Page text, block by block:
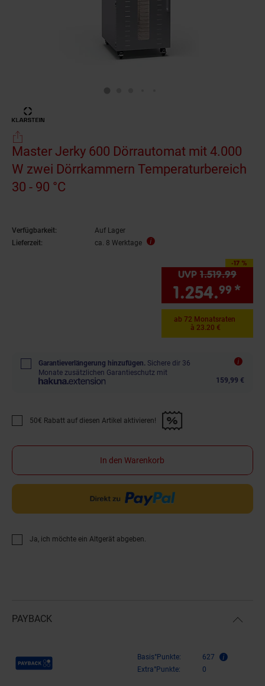
Master Jerky 600 Dörrautomat mit 4.000
W zwei Dörrkammern Temperaturbereich
30 - 90 °C
Verfügbarkeit:
Auf Lager
Lieferzeit:
ca. 8 Werktage
-17 %
Sie Sparen 17 Prozent,
UVP 1.519.99UVP
1.254.99 *
ab 72 Monatsraten
à 23.20 €
Garantieverlängerung hinzufügen. Sichere dir 36
Monate zusätzlichen Garantieschutz mit
159,99 €
Promotion "50€ Rabatt auf diesen Artikel aktivieren!" anwenden
50€ Rabatt auf diesen Artikel aktivieren!
In den Warenkorb
Ja, ich möchte ein Altgerät abgeben.
PAYBACK
Payback Punkte Basis°Punkte:
627
Extra°Punkte:
0